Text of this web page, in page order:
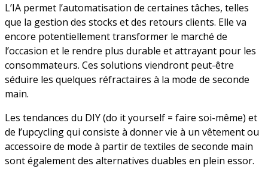
L’IA permet l’automatisation de certaines tâches, telles
que la gestion des stocks et des retours clients. Elle va
encore potentiellement transformer le marché de
l’occasion et le rendre plus durable et attrayant pour les
consommateurs. Ces solutions viendront peut-être
séduire les quelques réfractaires à la mode de seconde
main.
Les tendances du DIY (do it yourself = faire soi-même) et
de l’upcycling qui consiste à donner vie à un vêtement ou
accessoire de mode à partir de textiles de seconde main
sont également des alternatives duables en plein essor.